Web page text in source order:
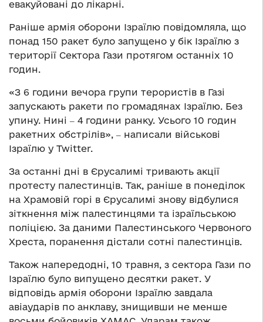
евакуйовані до лікарні.
Раніше армія оборони Ізраїлю повідомляла, що
понад 150 ракет було запущено у бік Ізраїлю з
території Сектора Гази протягом останніх 10
годин.
«З 6 години вечора групи терористів в Газі
запускають ракети по громадянах Ізраїлю. Без
упину. Нині ‒ 4 години ранку. Усього 10 годин
ракетних обстрілів», ‒ написали військові
Ізраїлю у Twitter.
За останні дні в Єрусалимі тривають акції
протесту палестинців. Так, раніше в понеділок
на Храмовій горі в Єрусалимі знову відбулися
зіткнення між палестинцями та ізраїльською
поліцією. За даними Палестинського Червоного
Хреста, поранення дістали сотні палестинців.
Також напередодні, 10 травня, з сектора Гази по
Ізраїлю було випущено десятки ракет. У
відповідь армія оборони Ізраїлю завдала
авіаударів по анклаву, знищивши не менше